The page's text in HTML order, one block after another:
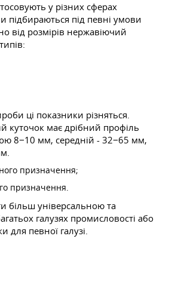
у різних сферах
підбираються під певні умови
від розмірів нержавіючий
ці показники різняться.
куточок має дрібний профіль
8−10 мм, середній - 32−65 мм,
призначення;
призначення.
більш універсальною та
галузях промисловості або
для певної галузі.